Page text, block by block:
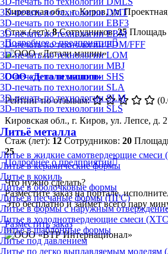
3D-печать по технологии DMT
3D-печать по технологии EBF3
3D-печать по технологии EBM
3D-печать по технологии FDM/FFF
3D-печать по технологии LOM
3D-печать по технологии MBJ
3D-печать по технологии SHS
3D-печать по технологии SLA
3D-печать по технологии SLM
3D-печать по технологии SLS
Литьё металла
Литье в жидкие самотвердеющие
Литье в керамические формы
Литье в кокиль
Литье в оболочковые формы
Литье в песчаные формы (ПГС)
Литье в формы с наружным
Литье в холоднотвердеющие смеси
Литье в шаблонные формы
Литье под давлением
Литье по легко выплавляемым
Кировская обл., г. Киров, ул.
Стаж (лет):8 Сотрудников:25 Площадь
Подробнее о предприятии
ООО «Детали машин»
Рейтинг по отзывам:
Кировская обл., г. Киров, ул. Лепсе, д.
Стаж (лет): 12 Сотрудников: 20
25
Подробнее о предприятии
Что нужно сделать?
Разместите заказ на портале,
Это бесплатно и займет всего пару
Разместить заказ